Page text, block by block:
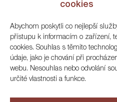
cookies
Abychom poskytli co nejlepší
přístupu k informacím o zařízení,
cookies. Souhlas s těmito
údaje, jako je chování při
webu. Nesouhlas nebo odvolání
určité vlastnosti a funkce.
Kontakt
ARGO Numismatika
Korunní 83, Praha 3
+420 222 561 343